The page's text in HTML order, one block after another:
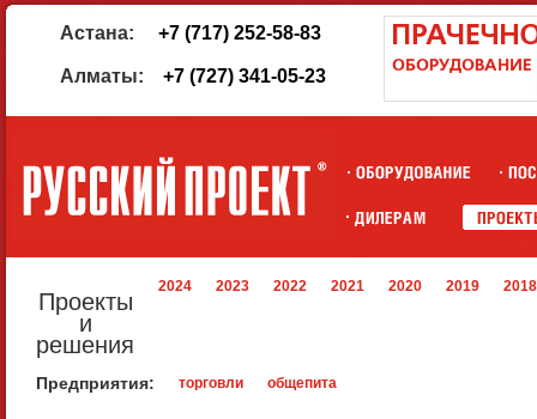
Астана: +7 (717) 252-58-83
Алматы: +7 (727) 341-05-23
Проекты
и
решения
2024 2023 2022 2021 2020 2019 2018
Предприятия: торговли общепита